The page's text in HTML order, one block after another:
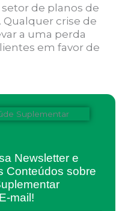
de planos de
Qualquer crise de
a uma perda
em favor de
Newsletter e
Conteúdos sobre
mail!